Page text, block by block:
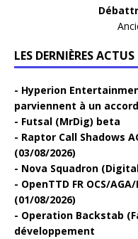
LES DERNIÈRES ACTUS
Hyperion
parviennent à un accord
Futsal (MrDig) beta
Raptor Call Shadows
(03/08/2026)
Nova Squadron
OpenTTD FR OCS/
(01/08/2026)
Operation Backstab
développement